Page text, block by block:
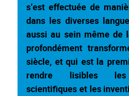
s’est effectuée de
dans les diverses
aussi au sein même de
profondément
siècle, et qui est la
rendre lisibles les
scientifiques et les